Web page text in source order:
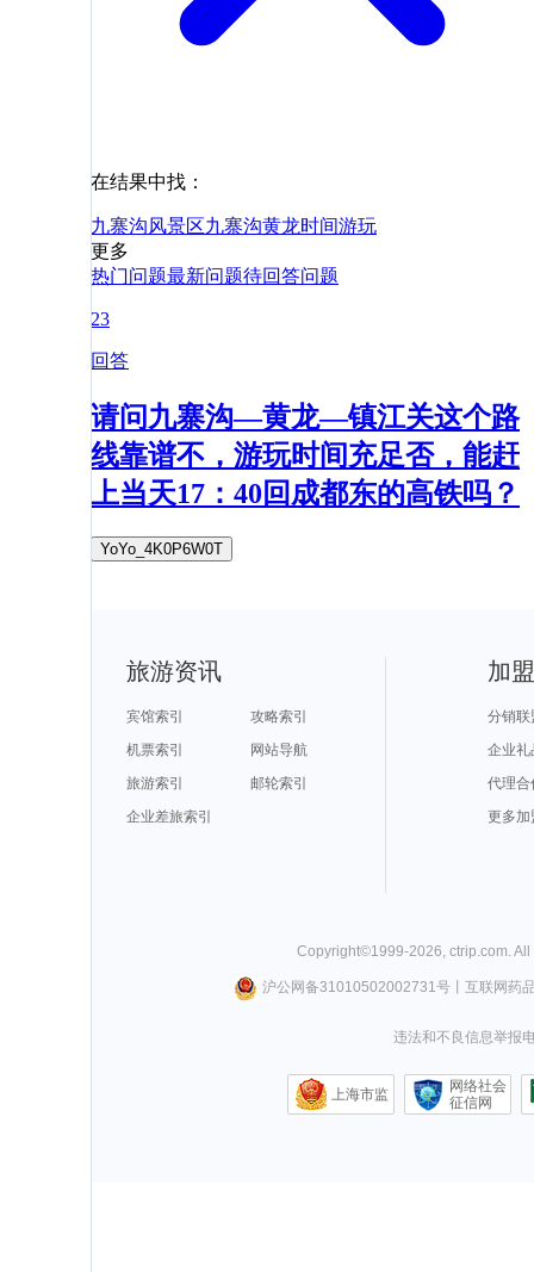
在结果中找：
九寨沟风景区九寨沟黄龙时间游玩
更多
热门问题最新问题待回答问题
23
回答
请问九寨沟—黄龙—镇江关这个路
线靠谱不，游玩时间充足否，能赶
上当天17：40回成都东的高铁吗？
YoYo_4K0P6W0T
旅游资讯
宾馆索引
攻略索引
机票索引
网站导航
旅游索引
邮轮索引
企业差旅索引
加
分销联
企业礼
代理合
更多加
Copyright©1999-2026 ctrip.com .
沪公网备31010502002731号丨 互联网药
违法和不良信息举报
上海市监
网络社会
征信网